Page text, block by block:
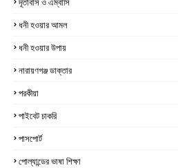
ধনী হওয়ার আমল
ধনী হওয়ার উপায়
নারায়ণগঞ্জ ডাক্তার
পরকীয়া
পাইবেট চাকরি
পাসপোর্ট
পোল্যান্ডের ভাষা শিক্ষা